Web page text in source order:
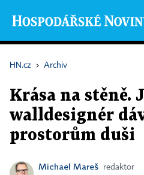
HN.cz › Archiv
Krása na stěně.
walldesignér
prostorům duši
Michael Mareš
redaktor